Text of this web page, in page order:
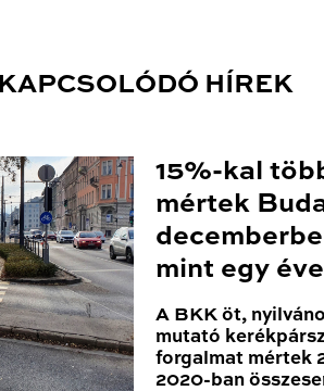
KAPCSOLÓDÓ HÍREK
15%-kal
mértek
mint egy éve
A BKK öt,
mutató
forgalmat mértek
2020-ban